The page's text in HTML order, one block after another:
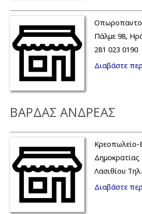
Πάλμε 98,
281 023 0190
Διαβάστε
ΒΑΡΔΑΣ ΑΝΔΡΕΑΣ
Κρεοπωλείο-
Λασιθίου
Διαβάστε